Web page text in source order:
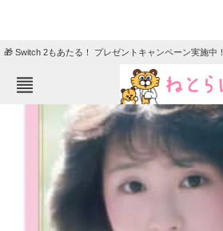
🎁 Switch 2もあたる！ プレゼントキャンペーン実施中！
ねとらぼメニュー
クイズ